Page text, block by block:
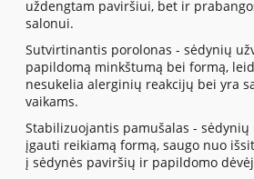
uždengtam paviršiui, bet ir
salonui.
Sutvirtinantis porolonas - sėdynių
papildomą minkštumą bei formą,
nesukelia alerginių reakcijų bei yra
vaikams.
Stabilizuojantis pamušalas - sėdynių
įgauti reikiamą formą, saugo nuo
į sėdynės paviršių ir papildomo